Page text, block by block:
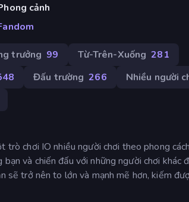
cảnh
trưởng 99 Từ-Trên-Xuống 281
Đấu trường 266 Nhiều người
trò chơi IO nhiều người chơi theo phong
bạn và chiến đấu với những người chơi
sẽ trở nên to lớn và mạnh mẽ hơn, kiếm